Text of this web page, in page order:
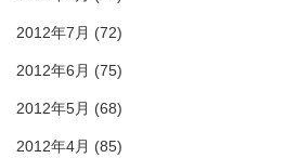
2012年7月 (72)
2012年6月 (75)
2012年5月 (68)
2012年4月 (85)